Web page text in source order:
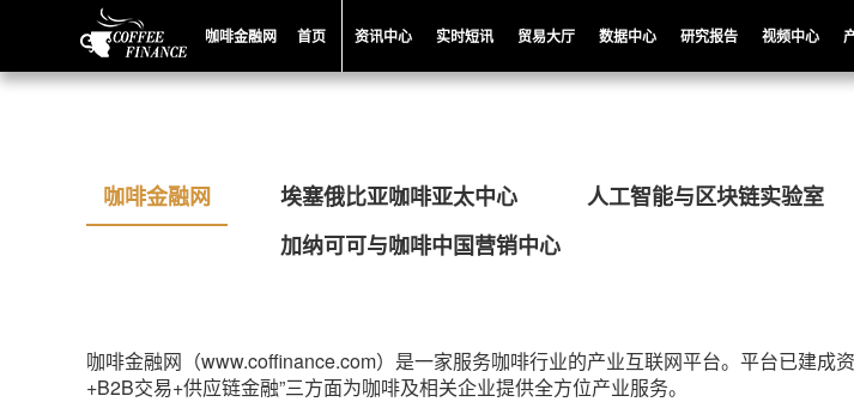
咖啡金融网 首页 资讯中心 实时短讯 贸易大厅 数据中心 研究报告 视频中心
咖啡金融网 埃塞俄比亚咖啡亚太中心 人工智能与区块链实验室
加纳可可与咖啡中国营销中心
咖啡金融网（www.coffinance.com）是一家服务咖啡行业的产业互联网平台。平台已建
+B2B交易+供应链金融”三方面为咖啡及相关企业提供全方位产业服务。